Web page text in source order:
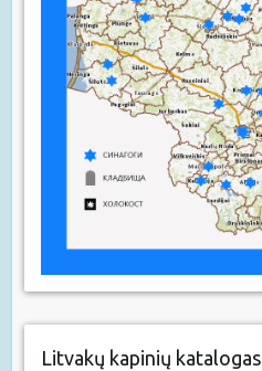
Litvakų kapinių katalogas